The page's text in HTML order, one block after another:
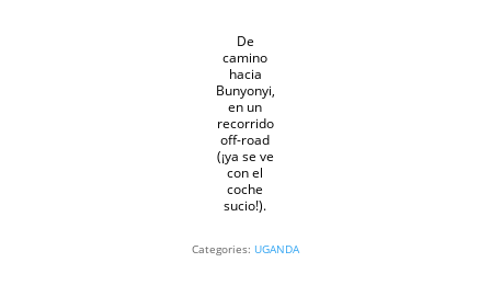
De
camino
hacia
Bunyonyi,
en un
recorrido
off-road
(¡ya se ve
con el
coche
sucio!).
Categories: UGANDA